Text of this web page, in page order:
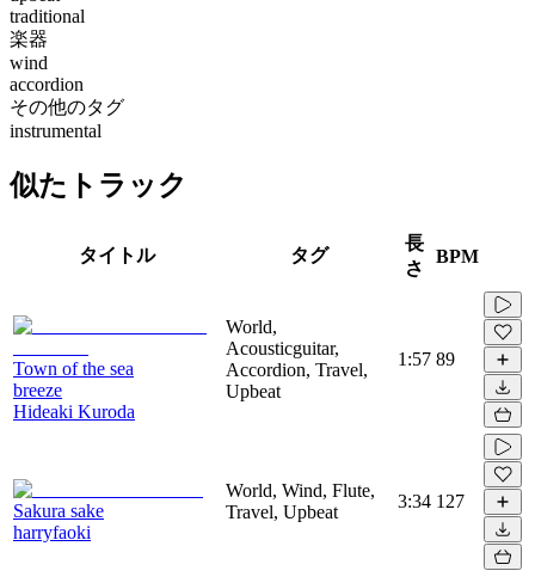
traditional
楽器
wind
accordion
その他のタグ
instrumental
似たトラック
タイトル タグ
長
さ
BPM
Town of the sea
breeze
Hideaki Kuroda
World,
Acousticguitar,
Accordion, Travel,
Upbeat
1:57 89
Sakura sake
harryfaoki
World, Wind, Flute,
Travel, Upbeat
3:34 127